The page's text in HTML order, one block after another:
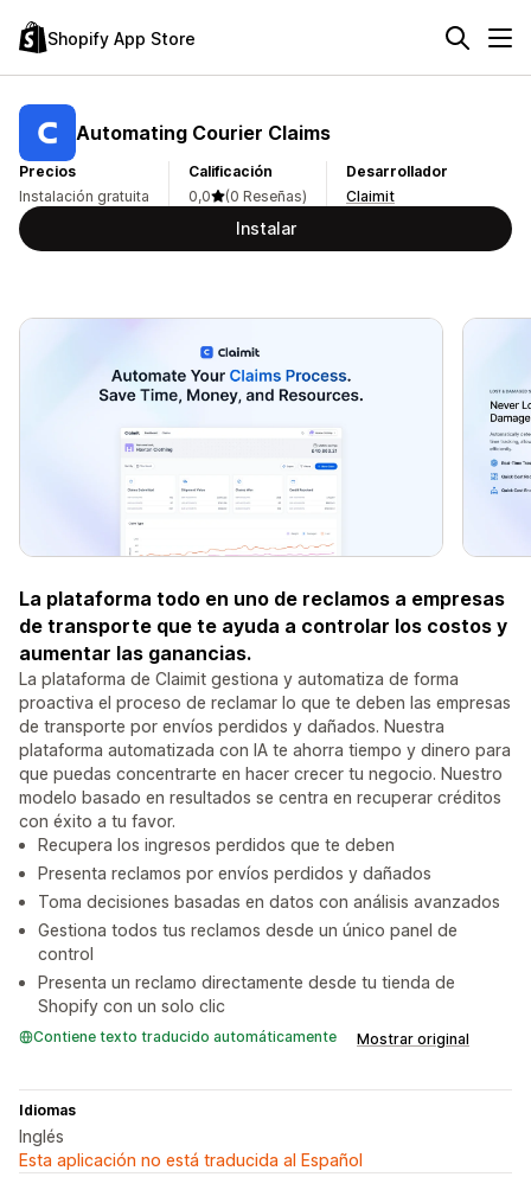
Shopify App Store
Automating Courier Claims
Precios
Instalación gratuita
Calificación
0,0
(0 Reseñas)
Desarrollador
Claimit
Instalar
La plataforma todo en uno de reclamos a empresas
de transporte que te ayuda a controlar los costos y
aumentar las ganancias.
La plataforma de Claimit gestiona y automatiza de forma
proactiva el proceso de reclamar lo que te deben las empresas
de transporte por envíos perdidos y dañados. Nuestra
plataforma automatizada con IA te ahorra tiempo y dinero para
que puedas concentrarte en hacer crecer tu negocio. Nuestro
modelo basado en resultados se centra en recuperar créditos
con éxito a tu favor.
Recupera los ingresos perdidos que te deben
Presenta reclamos por envíos perdidos y dañados
Toma decisiones basadas en datos con análisis avanzados
Gestiona todos tus reclamos desde un único panel de
control
Presenta un reclamo directamente desde tu tienda de
Shopify con un solo clic
Contiene texto traducido automáticamente Mostrar original
Idiomas
Inglés
Esta aplicación no está traducida al Español